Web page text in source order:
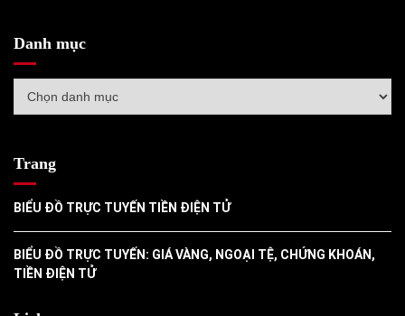
Danh mục
mục
Trang
BIỂU ĐỒ TRỰC TUYẾN TIỀN ĐIỆN TỬ
BIỂU ĐỒ TRỰC TUYẾN: GIÁ VÀNG, NGOẠI TỆ, CHỨNG KHOÁN,
TIỀN ĐIỆN TỬ